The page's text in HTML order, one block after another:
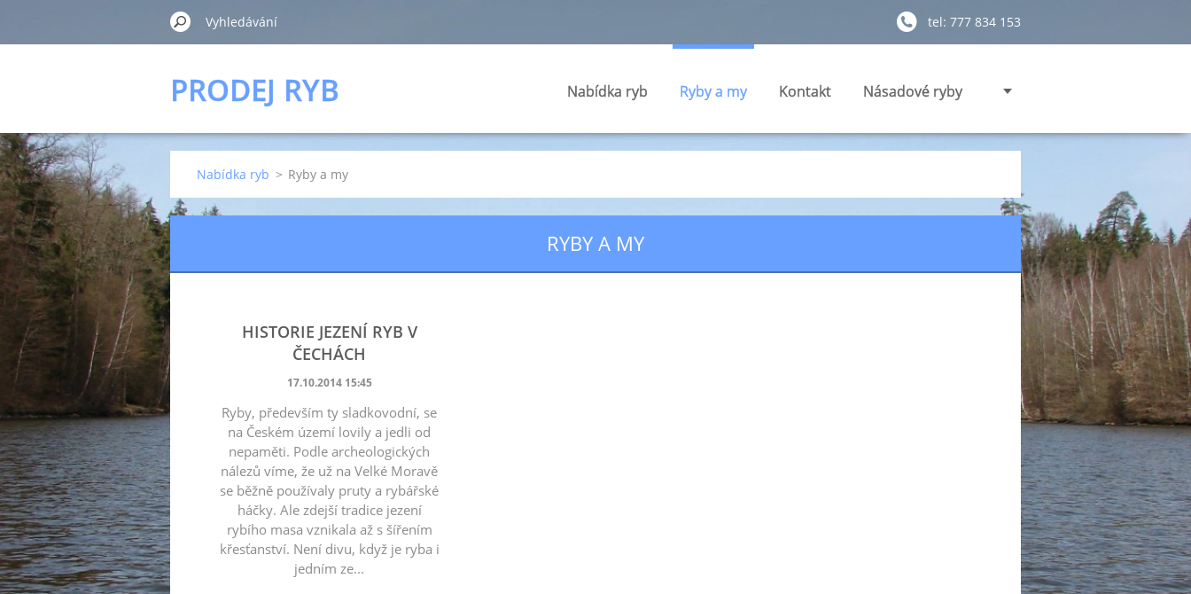
tel: 777 834 153
PRODEJ RYB Nabídka ryb Ryby a my Kontakt Násadové ryby
Nabídka ryb > Ryby a my
RYBY A MY
HISTORIE JEZENÍ RYB V
ČECHÁCH
17.10.2014 15:45
Ryby, především ty sladkovodní, se
na Českém území lovily a jedli od
nepaměti. Podle archeologických
nálezů víme, že už na Velké Moravě
se běžně používaly pruty a rybářské
háčky. Ale zdejší tradice jezení
rybího masa vznikala až s šířením
křesťanství. Není divu, když je ryba i
jedním ze...